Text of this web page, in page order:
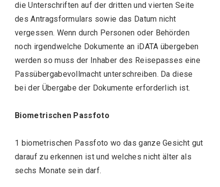
die Unterschriften auf der dritten und vierten Seite
des Antragsformulars sowie das Datum nicht
vergessen. Wenn durch Personen oder Behörden
noch irgendwelche Dokumente an iDATA übergeben
werden so muss der Inhaber des Reisepasses eine
Passübergabevollmacht unterschreiben. Da diese
bei der Übergabe der Dokumente erforderlich ist.
Biometrischen Passfoto
1 biometrischen Passfoto wo das ganze Gesicht gut
darauf zu erkennen ist und welches nicht älter als
sechs Monate sein darf.